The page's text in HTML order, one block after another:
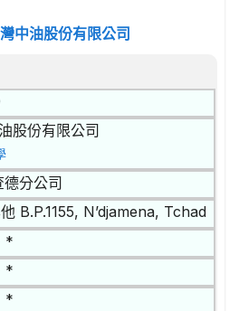
中油股份有限公司
股份有限公司
德分公司
B.P.1155, N’djamena, Tchad
*
*
*